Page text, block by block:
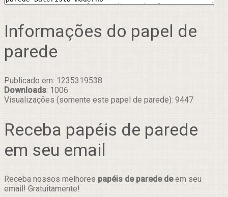
Informações do papel de
parede
Publicado em: 1235319538
Downloads: 1006
Visualizações (somente este papel de parede): 9447
Receba papéis de parede
em seu email
Receba nossos melhores papéis de parede deem seu
email! Gratuitamente!